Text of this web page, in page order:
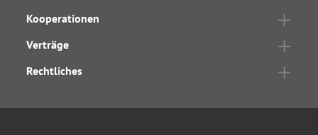
Kooperationen
Verträge
Rechtliches